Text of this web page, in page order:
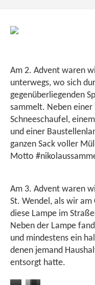
Am 2. Advent waren
unterwegs, wo sich
gegenüberliegenden
sammelt. Neben einer
Schneeschaufel,
und einer
ganzen Sack voller
Motto
Am 3. Advent waren
St. Wendel, als wir
diese Lampe im
Neben der Lampe
und mindestens ein
denen jemand
entsorgt hatte.
ein
Frühstück